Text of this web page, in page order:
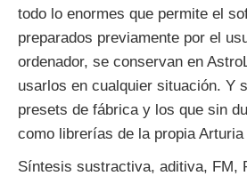
todo lo enormes que permite el
preparados previamente por el
ordenador, se conservan en
usarlos en cualquier situación. Y
presets de fábrica y los que sin
como librerías de la propia
Síntesis sustractiva, aditiva, FM,